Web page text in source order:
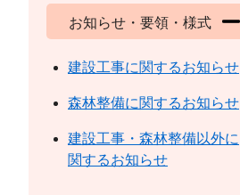
お知らせ・要領・様式
建設工事に関するお知らせ
森林整備に関するお知らせ
建設工事・森林整備以外に
関するお知らせ